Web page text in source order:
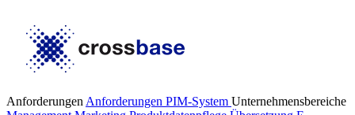
Anforderungen Anforderungen PIM-System Unternehmensbereiche